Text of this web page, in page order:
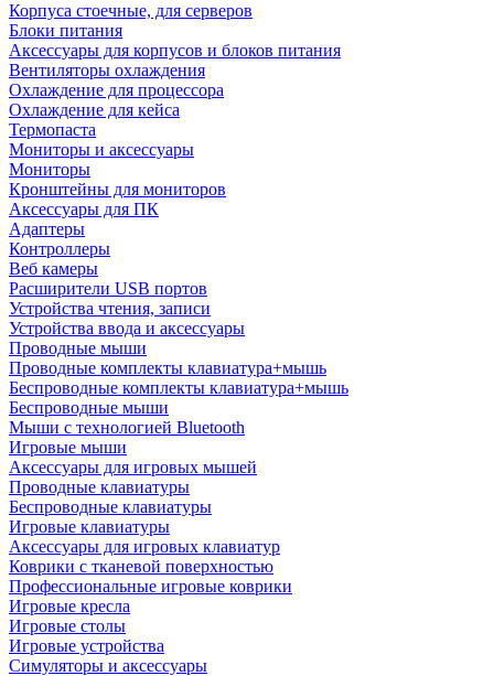
Корпуса стоечные, для серверов
Блоки питания
Аксессуары для корпусов и блоков питания
Вентиляторы охлаждения
Охлаждение для процессора
Охлаждение для кейса
Термопаста
Мониторы и аксессуары
Мониторы
Кронштейны для мониторов
Аксессуары для ПК
Адаптеры
Контроллеры
Веб камеры
Расширители USB портов
Устройства чтения, записи
Устройства ввода и аксессуары
Проводные мыши
Проводные комплекты клавиатура+мышь
Беспроводные комплекты клавиатура+мышь
Беспроводные мыши
Мыши с технологией Bluetooth
Игровые мыши
Аксессуары для игровых мышей
Проводные клавиатуры
Беспроводные клавиатуры
Игровые клавиатуры
Аксессуары для игровых клавиатур
Коврики с тканевой поверхностью
Профессиональные игровые коврики
Игровые кресла
Игровые столы
Игровые устройства
Симуляторы и аксессуары